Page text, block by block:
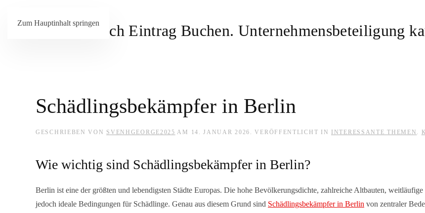
Zum Hauptinhalt springen
Schädlingsbekämpfer in Berlin
GESCHRIEBEN VON SVENHGEORGE2025 AM 14. JANUAR 2026 . VERÖFFENTLICHT IN INTERESSANTE THEMEN .
Wie wichtig sind Schädlingsbekämpfer in Berlin?
Berlin ist eine der größten und lebendigsten Städte Europas. Die hohe Bevölkerungsdichte, zahlreiche Altbauten,
jedoch ideale Bedingungen für Schädlinge. Genau aus diesem Grund sind Schädlingsbekämpfer in Berlin von zentraler